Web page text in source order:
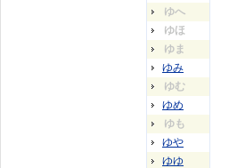
ゆへ
ゆほ
ゆま
ゆみ
ゆむ
ゆめ
ゆも
ゆや
ゆゆ